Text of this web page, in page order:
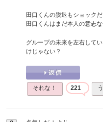
田口くんの脱退もショック
田口くんはまだ本人の意志
グループの未来を左右して
けじゃない？
それな！ 221